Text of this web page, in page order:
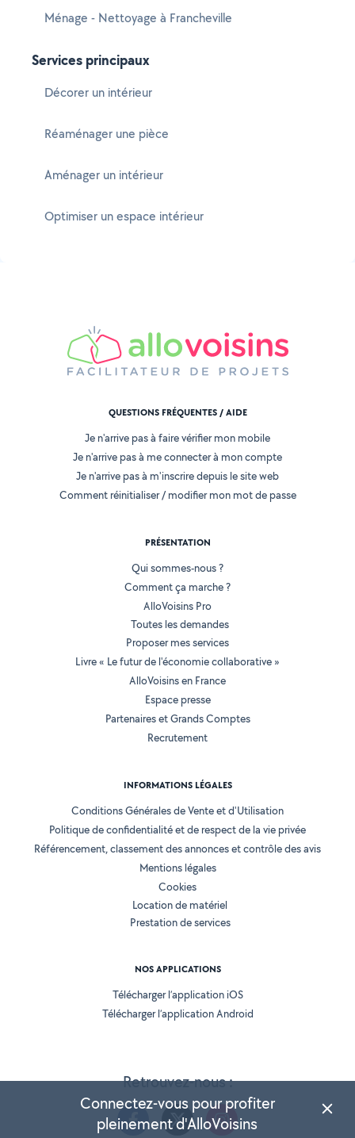
Ménage - Nettoyage à Francheville
Services principaux
Décorer un intérieur
Réaménager une pièce
Aménager un intérieur
Optimiser un espace intérieur
Retrouvez-nous :
QUESTIONS FRÉQUENTES / AIDE
Je n'arrive pas à faire vérifier mon mobile
Je n'arrive pas à me connecter à mon compte
Je n'arrive pas à m'inscrire depuis le site web
Comment réinitialiser / modifier mon mot de passe
PRÉSENTATION
Qui sommes-nous ?
Comment ça marche ?
AlloVoisins Pro
Toutes les demandes
Proposer mes services
Livre « Le futur de l'économie collaborative »
AlloVoisins en France
Espace presse
Partenaires et Grands Comptes
Recrutement
INFORMATIONS LÉGALES
Conditions Générales de Vente et d'Utilisation
Politique de confidentialité et de respect de la vie privée
Référencement, classement des annonces et contrôle des avis
Mentions légales
Cookies
Location de matériel
Prestation de services
NOS APPLICATIONS
Télécharger l’application iOS
Télécharger l’application Android
Connectez-vous pour profiter
pleinement d'AlloVoisins